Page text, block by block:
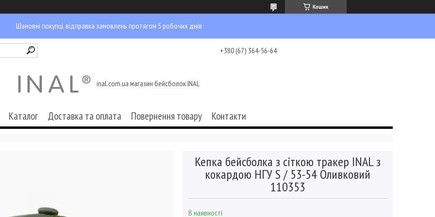
Кошик
Шановні покупці, відправка замовлень протягом 5 робочих днів
+380 (67) 364-56-64
inal.com.ua магазин бейсболок INAL
Каталог Доставка та оплата Повернення товару Контакти
Кепка бейсболка з сіткою тракер INAL з
кокардою НГУ S / 53-54 Оливковий
110353
В наявності